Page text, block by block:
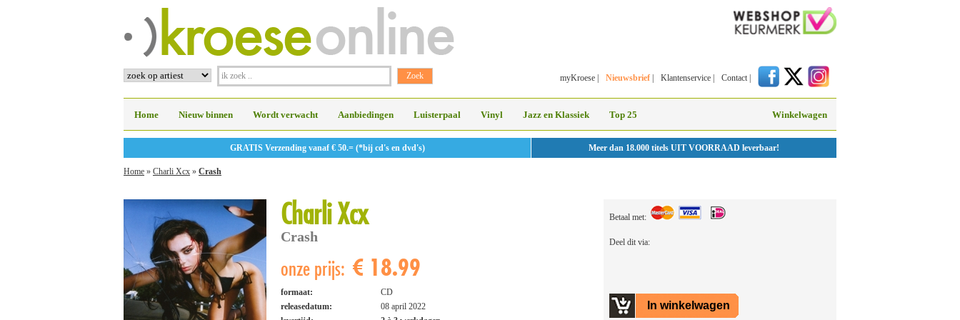
myKroese Nieuwsbrief Klantenservice Contact
Home Nieuw binnen Wordt verwacht Aanbiedingen Luisterpaal Vinyl Jazz en Klassiek Top 25 Winkelwagen
GRATIS Verzending vanaf € 50.= (*bij cd's en dvd's) Meer dan 18.000 titels UIT VOORRAAD leverbaar!
Home » Charli Xcx » Crash
Charli Xcx
Crash
onze prijs: € 18.99
formaat:
CD
releasedatum:
08 april 2022
Betaal met:
Deel dit via: